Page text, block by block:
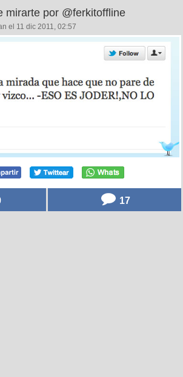
mirarte por @ferkitoffline
el 11 dic 2011, 02:57
17